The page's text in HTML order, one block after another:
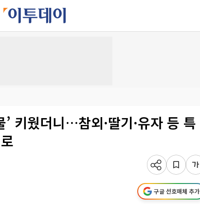
키웠더니…참외·딸기·유자 등 특
구글 선호매체 추가